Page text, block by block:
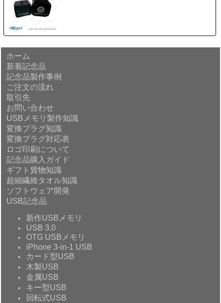
ホーム
新着記念品
記念品製作事例
ご注文の流れ
取引先
お問い合わせ
USBメモリ製作知識
変換プラグ知識
変換プラグ対応表
ロゴ印刷について
記念品購入ガイド
ギフト貨物知識
超細繊維タオル知識
ソフトウェア開発
USB記念品
新作USBメモリ
USB 3.0
OTG USBメモリ
iPhone 3-in-1 USB
カード型USB
木製USB
金属USB
キー型USB
回転式USB